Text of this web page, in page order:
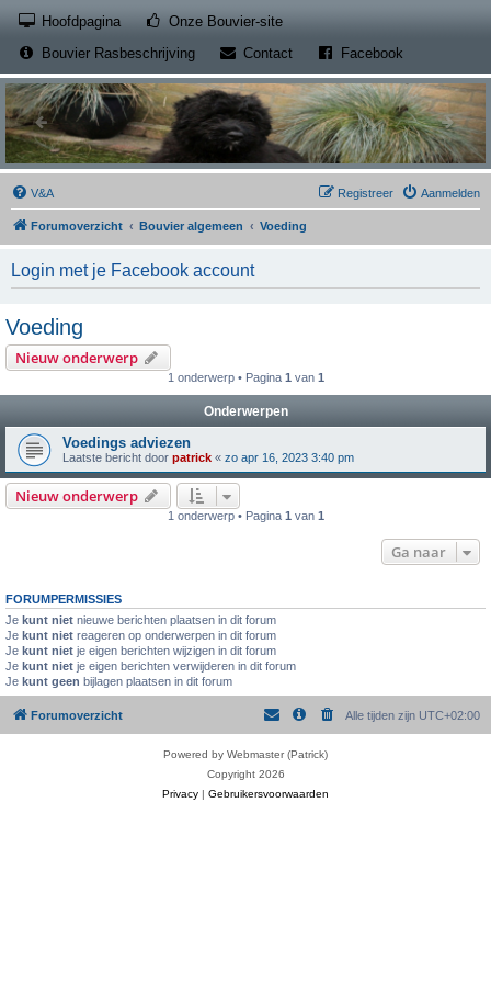
Hoofdpagina Onze Bouvier-site(Opens a new tab)
Bouvier Rasbeschrijving
Contact(Opens a new tab)
Facebook
V&A Aanmelden
Registreer
Forumoverzicht Bouvier algemeen Voeding
Login met je Facebook account
Voeding
Nieuw onderwerp
1 onderwerp • Pagina 1 van 1
Onderwerpen
Voedings adviezen
Laatste bericht door patrick « zo apr 16, 2023 3:40 pm
Nieuw onderwerp
1 onderwerp • Pagina 1 van 1
Ga naar
FORUMPERMISSIES
Je kunt niet nieuwe berichten plaatsen in dit forum
Je kunt niet reageren op onderwerpen in dit forum
Je kunt niet je eigen berichten wijzigen in dit forum
Je kunt niet je eigen berichten verwijderen in dit forum
Je kunt geen bijlagen plaatsen in dit forum
Forumoverzicht Alle tijden zijn UTC+02:00
Powered by Webmaster (Patrick)
Copyright 2026
Privacy | Gebruikersvoorwaarden